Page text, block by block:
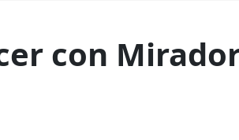
con